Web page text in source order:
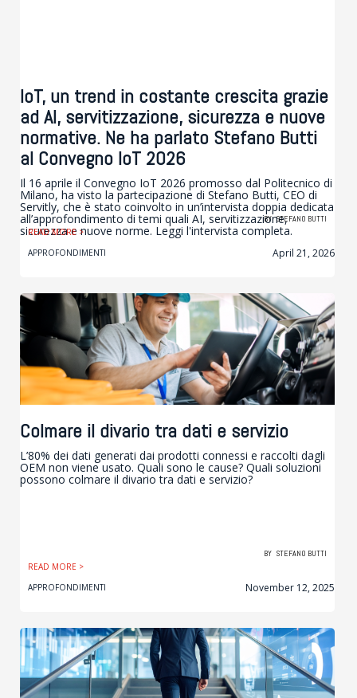
IoT, un trend in costante crescita grazie
ad AI, servitizzazione, sicurezza e nuove
normative. Ne ha parlato Stefano Butti
al Convegno IoT 2026
Il 16 aprile il Convegno IoT 2026 promosso dal Politecnico di
Milano, ha visto la partecipazione di Stefano Butti, CEO di
Servitly, che è stato coinvolto in un’intervista doppia dedicata
all’approfondimento di temi quali AI, servitizzazione,
sicurezza e nuove norme. Leggi l'intervista completa.
BY STEFANO BUTTI
READ MORE >
APPROFONDIMENTI
April 21, 2026
Colmare il divario tra dati e servizio
L’80% dei dati generati dai prodotti connessi e raccolti dagli
OEM non viene usato. Quali sono le cause? Quali soluzioni
possono colmare il divario tra dati e servizio?
BY STEFANO BUTTI
READ MORE >
APPROFONDIMENTI
November 12, 2025